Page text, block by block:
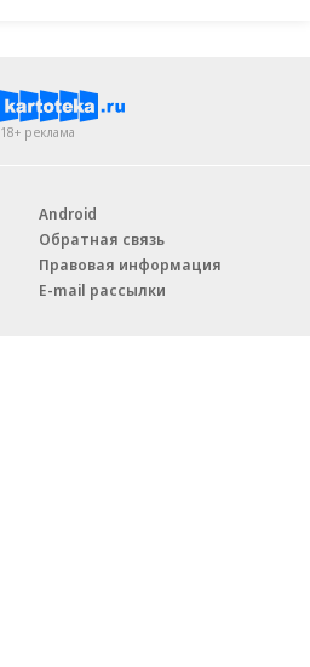
18+ реклама
Android
Обратная связь
Правовая информация
E-mail рассылки